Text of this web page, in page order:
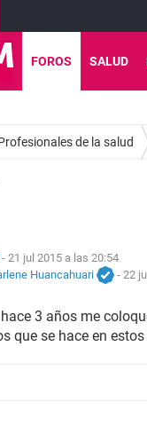
FOROS SALUD
de la salud
- 21 jul 2015 a las 20:54
Huancahuari
- 22
3 años me
que se hace en